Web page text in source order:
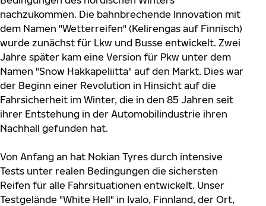
nachzukommen. Die bahnbrechende Innovation mit
dem Namen "Wetterreifen" (Kelirengas auf Finnisch)
wurde zunächst für Lkw und Busse entwickelt. Zwei
Jahre später kam eine Version für Pkw unter dem
Namen "Snow Hakkapeliitta" auf den Markt. Dies war
der Beginn einer Revolution in Hinsicht auf die
Fahrsicherheit im Winter, die in den 85 Jahren seit
ihrer Entstehung in der Automobilindustrie ihren
Nachhall gefunden hat.
Von Anfang an hat Nokian Tyres durch intensive
Tests unter realen Bedingungen die sichersten
Reifen für alle Fahrsituationen entwickelt. Unser
Testgelände "White Hell" in Ivalo, Finnland, der Ort,